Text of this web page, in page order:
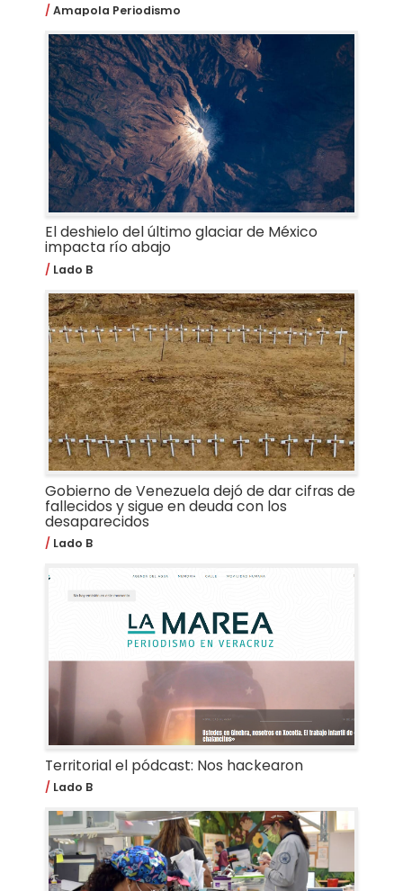
Amapola Periodismo
El deshielo del último glaciar de México
impacta río abajo
Lado B
Gobierno de Venezuela dejó de dar cifras de
fallecidos y sigue en deuda con los
desaparecidos
Lado B
Territorial el pódcast: Nos hackearon
Lado B